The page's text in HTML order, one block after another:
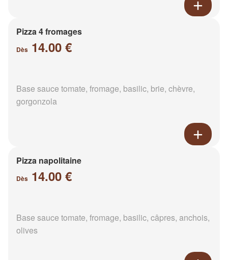
Pizza 4 fromages
Dès 14.00 €
Base sauce tomate, fromage, basilic, brie, chèvre,
gorgonzola
Pizza napolitaine
Dès 14.00 €
Base sauce tomate, fromage, basilic, câpres, anchois,
olives